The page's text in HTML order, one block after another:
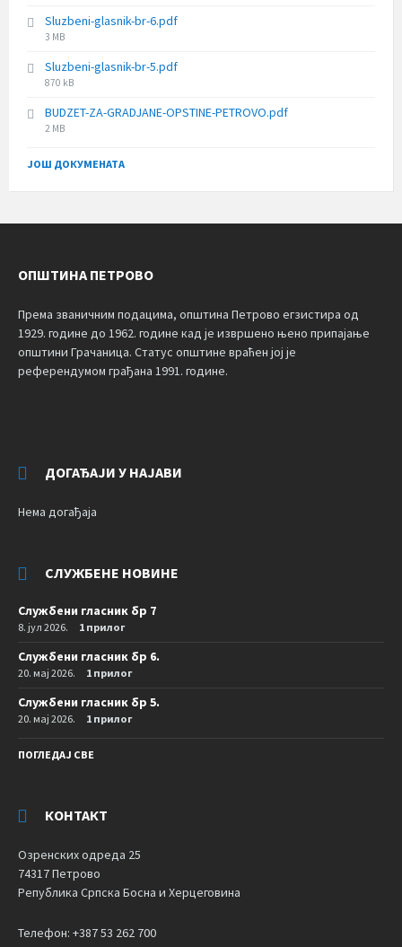
Sluzbeni-glasnik-br-6.pdf
File
3 MB
Sluzbeni-glasnik-br-5.pdf
File
870 kB
BUDZET-ZA-GRADJANE-OPSTINE-PETROVO.pdf
File
2 MB
ЈОШ ДОКУМЕНАТА
ОПШТИНА ПЕТРОВО
Према званичним подацима, општина Петрово егзистира од
1929. године до 1962. године кад је извршено њено припајање
општини Грачаница. Статус општине враћен јој је
референдумом грађана 1991. године.
ДОГАЂАЈИ У НАЈАВИ
Нема догађаја
СЛУЖБЕНЕ НОВИНЕ
Службени гласник бр 7
8. јул 2026. 1 прилог
Службени гласник бр 6.
20. мај 2026. 1 прилог
Службени гласник бр 5.
20. мај 2026. 1 прилог
ПОГЛЕДАЈ СВЕ
КОНТАКТ
Озренских одреда 25
74317 Петрово
Република Српска Босна и Херцеговина
Телефон: +387 53 262 700